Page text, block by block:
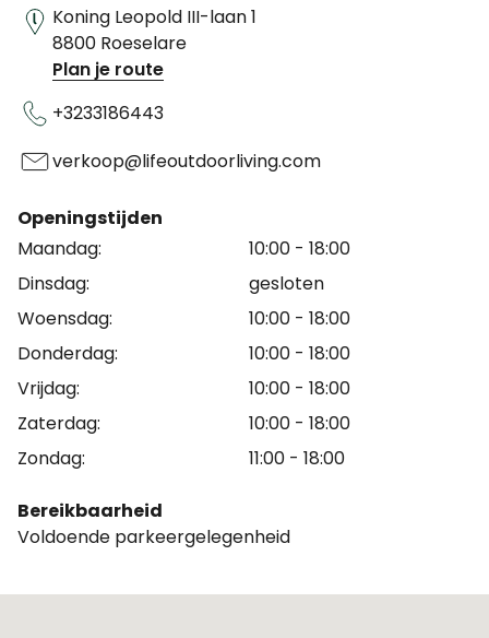
Koning Leopold III-laan 1
8800 Roeselare
Plan je route
+3233186443
verkoop@lifeoutdoorliving.com
Openingstijden
Maandag:
10:00 - 18:00
Dinsdag:
gesloten
Woensdag:
10:00 - 18:00
Donderdag:
10:00 - 18:00
Vrijdag:
10:00 - 18:00
Zaterdag:
10:00 - 18:00
Zondag:
11:00 - 18:00
Bereikbaarheid
Voldoende parkeergelegenheid